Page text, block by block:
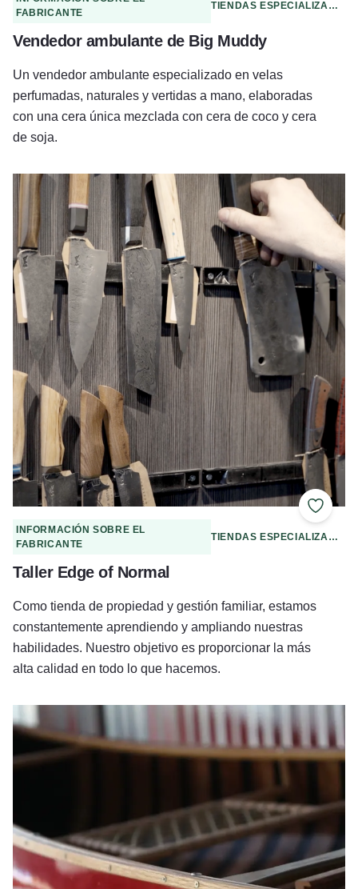
FABRICANTE
TIENDAS ESPECIALIZADAS
Vendedor ambulante de Big Muddy
Un vendedor ambulante especializado en velas
perfumadas, naturales y vertidas a mano, elaboradas
con una cera única mezclada con cera de coco y cera
de soja.
Añadir
INFORMACIÓN SOBRE EL
FABRICANTE
TIENDAS ESPECIALIZADAS
Taller Edge of Normal
Como tienda de propiedad y gestión familiar, estamos
constantemente aprendiendo y ampliando nuestras
habilidades. Nuestro objetivo es proporcionar la más
alta calidad en todo lo que hacemos.
Taller Edge of Normal
Canoas artesanales de Rock Island